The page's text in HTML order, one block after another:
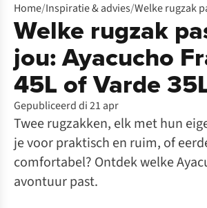
Home/Inspiratie & advies/
Welke rugzak
jou: Ayacucho
45L of Varde
Gepubliceerd di 21 apr
Twee rugzakken, elk met hun
je voor praktisch en ruim, of
comfortabel? Ontdek welke
avontuur past.